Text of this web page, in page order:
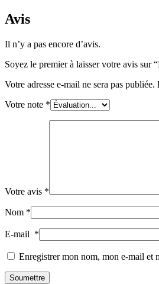
Avis
Il n’y a pas encore d’avis.
Soyez le premier à laisser votre avis
Votre adresse e-mail ne sera pas publiée.
Votre note *
Votre avis *
Nom *
E-mail *
Enregistrer mon nom, mon e-mail et